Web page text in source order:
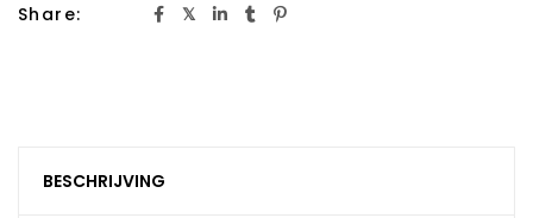
Share:
BESCHRIJVING